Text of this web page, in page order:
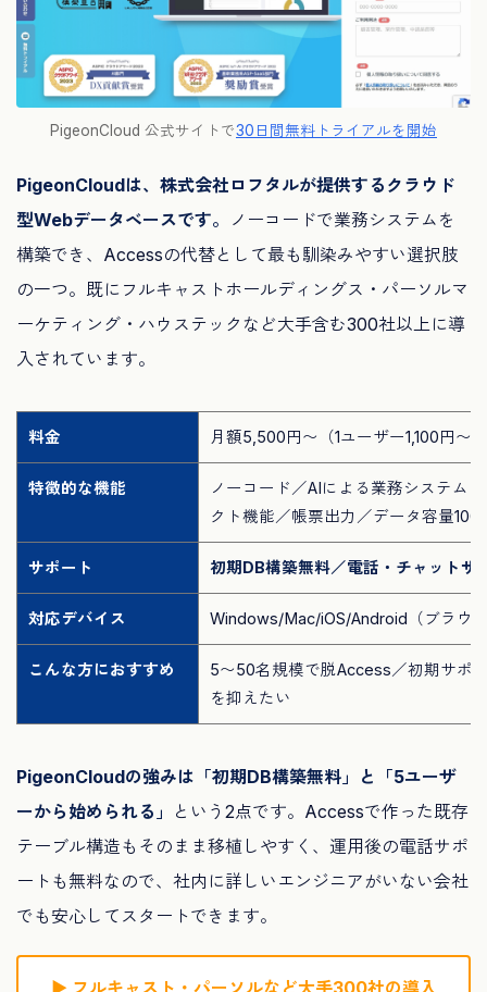
PigeonCloud 公式サイトで30日間無料トライアルを開始
PigeonCloudは、株式会社ロフタルが提供するクラウド
型Webデータベースです。
ノーコードで業務システムを
構築でき、Accessの代替として最も馴染みやすい選択肢
の一つ。既にフルキャストホールディングス・パーソルマ
ーケティング・ハウステックなど大手含む300社以上に導
入されています。
料金 月額5,500円〜（1ユーザー1,100円〜
特徴的な機能
ノーコード／AIによる業務システム
クト機能／帳票出力／データ容量
サポート 初期DB構築無料／電話・チャットサ
対応デバイス Windows/Mac/iOS/Android（ブラウ
こんな方におすすめ
5〜50名規模で脱Access／初期サポ
を抑えたい
PigeonCloudの強みは「初期DB構築無料」と「5ユーザ
ーから始められる」
という2点です。Accessで作った既存
テーブル構造もそのまま移植しやすく、運用後の電話サポ
ートも無料なので、社内に詳しいエンジニアがいない会社
でも安心してスタートできます。